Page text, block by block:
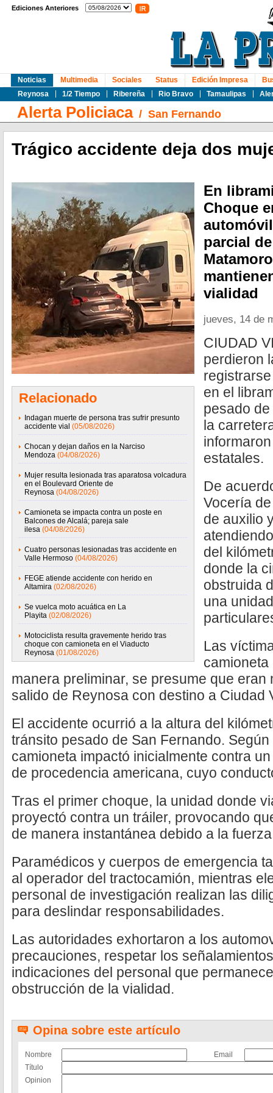
Ediciones Anteriores
Noticias
Reynosa
1/2 Tiempo Ribereña Rio Bravo Tamaulipas
Multimedia Sociales Status Edición Impresa
Alerta Policiaca/ San Fernando
Trágico accidente deja dos
Relacionado
Indagan muerte de persona tras sufrir presunto
accidente vial (05/08/2026)
Chocan y dejan daños en la Narciso
Mendoza (04/08/2026)
Mujer resulta lesionada tras aparatosa volcadura
en el Boulevard Oriente de
Reynosa (04/08/2026)
Camioneta se impacta contra un poste en
Balcones de Alcalá; pareja sale
ilesa (04/08/2026)
Cuatro personas lesionadas tras accidente en
Valle Hermoso (04/08/2026)
FEGE atiende accidente con herido en
Altamira (02/08/2026)
Se vuelca moto acuática en La
Playita (02/08/2026)
Motociclista resulta gravemente herido tras
choque con camioneta en el Viaducto
Reynosa (01/08/2026)
En
Choque
parcial
vialidad
jueves, 14 de
CIUDAD
perdieron
en el
pesado
la
estatales.
De
Vocería
de auxilio
del
donde la
obstruida
una
Las
camioneta
manera preliminar, se presume que
salido de Reynosa con destino a Ciudad
El accidente ocurrió a la altura del
tránsito pesado de San Fernando.
camioneta impactó inicialmente contra
de procedencia americana, cuyo
Tras el primer choque, la unidad donde
proyectó contra un tráiler, provocando
de manera instantánea debido a la
Paramédicos y cuerpos de emergencia
al operador del tractocamión, mientras
personal de investigación realizan las
para deslindar responsabilidades.
Las autoridades exhortaron a los
precauciones, respetar los
indicaciones del personal que
obstrucción de la vialidad.
Opina sobre este artículo
Nombre
Email
Título
Opinion